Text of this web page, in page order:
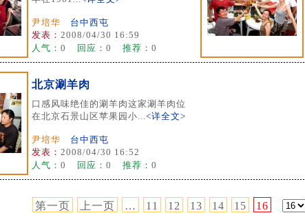
尹培华
台中西屯
发表： 2008/04/30 16:59
人气： 0 回应： 0 推荐： 0
北京涮羊肉
口感风味绝佳的涮羊肉这家涮羊肉位
在北京石景山区苹果园小...<详全文>
尹培华
台中西屯
发表： 2008/04/30 16:52
人气： 0 回应： 0 推荐： 0
第一页 上一页 … 11 12 13 14 15 16